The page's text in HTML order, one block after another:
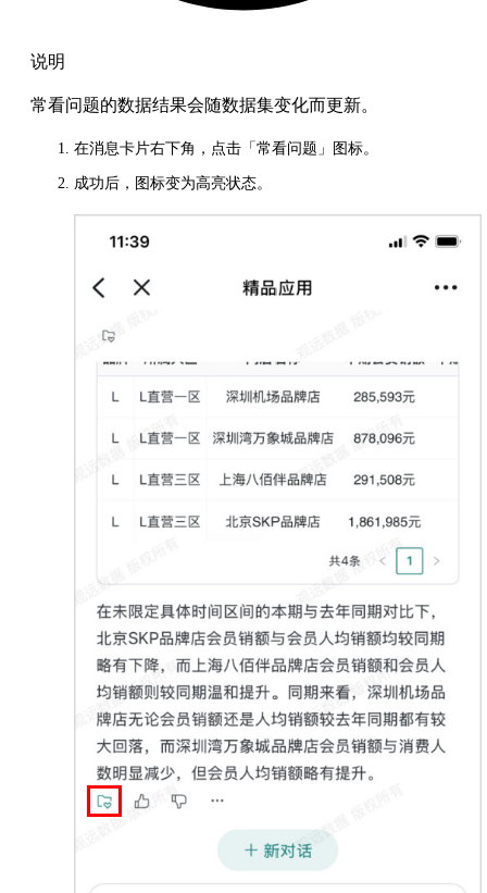
说明
常看问题的数据结果会随数据集变化而更新。
在消息卡片右下角，点击「常看问题」图标。
成功后，图标变为高亮状态。